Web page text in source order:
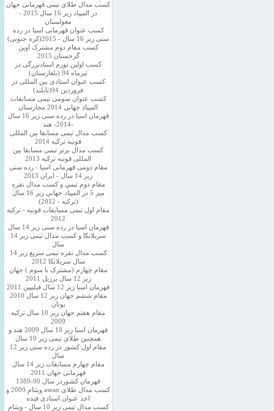
کسب مدال طلای تیمی قهرمانی جهان
در المپیاد زیر 16 سال 2015 -
مغولستان
کسب عنوان قهرمانی اسیا در رده
سنی زیر 16 سال - 2015(کره جنوبی)
کسب مقام دوم مشترک اوپن
گرجستان 2015
کسب اولین نورم استادبزرگی در
تیرماه 94 (بلغارستان)
کسب عنوان استادی بین المللی در
فروردین 94(تایلند)
کسب عنوان سومی تیمی مسابقات
المپیاد جهانی 2014 مجارستان
قهرمان اسیا در رده سنی زیر 16 سال
-2014- هند
کسب مدال تیمی مسابقا بین المللی
قونیه ترکیه 2014
کسب مدال برنز تیمی مسابقا بین
المللی قونیه ترکیه 2013
مقام دومی قهرمانی اسیا - رده سنی
زیر 14 سال - ایران 2013
مقام دوم تيمي و كسب مدال نقره
ميز 5 در المپياد جهاني زير 16 سال
(تركيه - 2012)
مقام اول تیمی مسابقات قونیه - ترکیه
2012
قهرمان اسیا در رده سنی زیر 14 سال
سريلانكا و کسب مدال تیمی زیر 14
سال
کسب مدال نقره تیمی سریع زیر 14
سال سریلانکا 2012
مقام چهارم (مشترک با سوم ) جهان
زیر 12 سال برزیل 2011
قهرمان اسيا زير 12 سال فیلیپین 2011
مقام ششم جهان زیر 12 سال 2010
یونان
مقام هفتم جهان زیر 10 سال ترکیه
2009
قهرمان اسيا زیر 10 سال 2009 هند و
همچنین طلای تیمی زیر 10 سال
مقام اول كشور در رده سني زير 12
سال
مقام چهارم مسابقات زیر 14 سال
قهرمانی جهان 2011
قهرمان کشوردر سال 90-1389
کسب مدال طلای asean ویتنام 2009 و
اخذ عنوان استادی فیده
کسب مدال تیمی زیر 10 سال - ویتنام